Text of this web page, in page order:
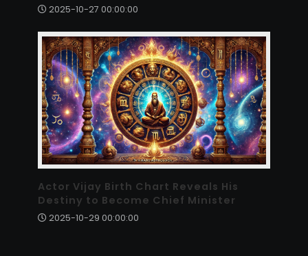
2025-10-27 00:00:00
Actor Vijay Birth Chart Reveals His
Destiny to Become Chief Minister
2025-10-29 00:00:00